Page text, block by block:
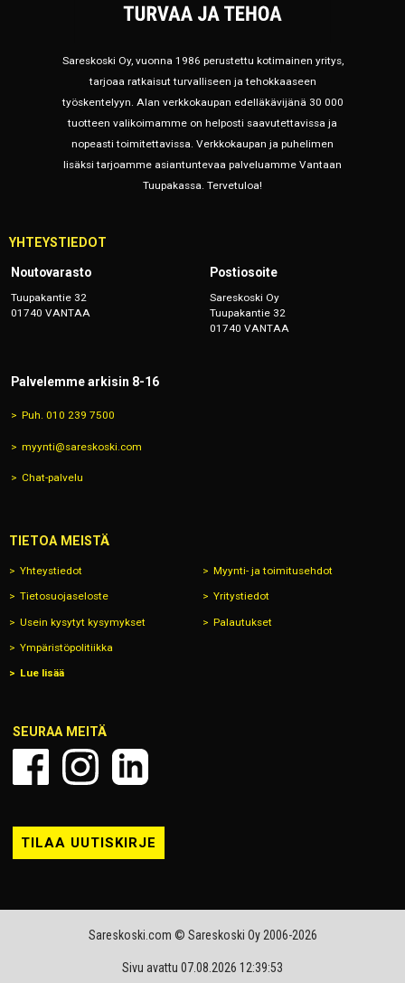
Sareskoski Oy, vuonna 1986 perustettu kotimainen yritys,
tarjoaa ratkaisut turvalliseen ja tehokkaaseen
työskentelyyn. Alan verkkokaupan edelläkävijänä 30 000
tuotteen valikoimamme on helposti saavutettavissa ja
nopeasti toimitettavissa. Verkkokaupan ja puhelimen
lisäksi tarjoamme asiantuntevaa palveluamme Vantaan
Tuupakassa. Tervetuloa!
YHTEYSTIEDOT
Noutovarasto
Tuupakantie 32
01740 VANTAA
Postiosoite
Sareskoski Oy
Tuupakantie 32
01740 VANTAA
Palvelemme arkisin 8-16
Puh. 010 239 7500
myynti@sareskoski.com
Chat-palvelu
TIETOA MEISTÄ
Yhteystiedot Myynti- ja toimitusehdot
Tietosuojaseloste Yritystiedot
Usein kysytyt kysymykset Palautukset
Ympäristöpolitiikka
Lue lisää
SEURAA MEITÄ
TILAA UUTISKIRJE
Sareskoski.com © Sareskoski Oy 2006-2026
Sivu avattu 07.08.2026 12:39:53